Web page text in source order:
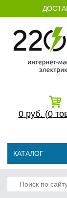
0 руб. (0
КАТАЛОГ